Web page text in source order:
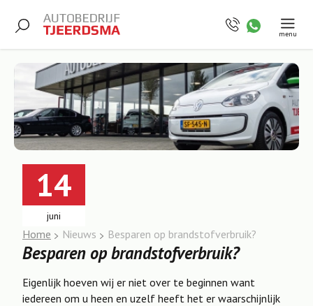
menu
14
juni
Home Nieuws Besparen op brandstofverbruik?
Besparen op brandstofverbruik?
Eigenlijk hoeven wij er niet over te beginnen want
iedereen om u heen en uzelf heeft het er waarschijnlijk